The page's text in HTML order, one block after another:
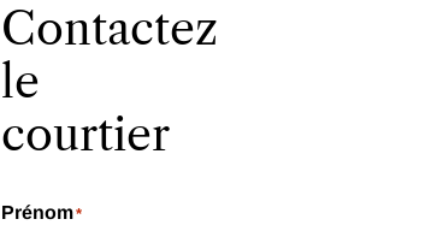
Contactez
le
courtier
Prénom*